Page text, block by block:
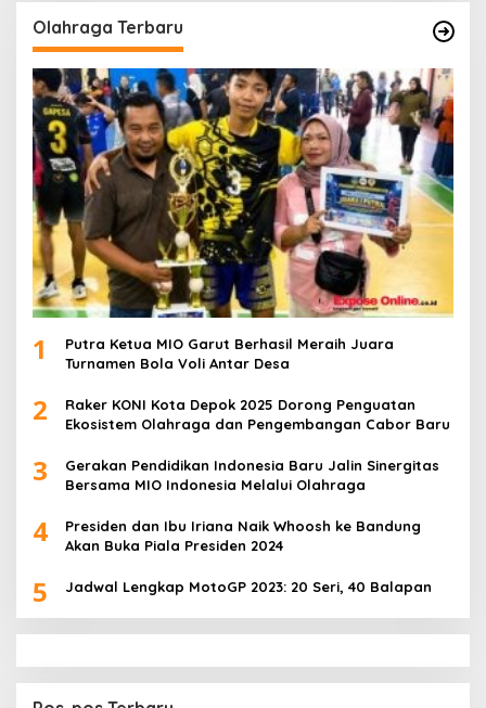
Olahraga Terbaru
1
Putra Ketua MIO Garut Berhasil Meraih Juara
Turnamen Bola Voli Antar Desa
2
Raker KONI Kota Depok 2025 Dorong Penguatan
Ekosistem Olahraga dan Pengembangan Cabor Baru
3
Gerakan Pendidikan Indonesia Baru Jalin Sinergitas
Bersama MIO Indonesia Melalui Olahraga
4
Presiden dan Ibu Iriana Naik Whoosh ke Bandung
Akan Buka Piala Presiden 2024
5 Jadwal Lengkap MotoGP 2023: 20 Seri, 40 Balapan